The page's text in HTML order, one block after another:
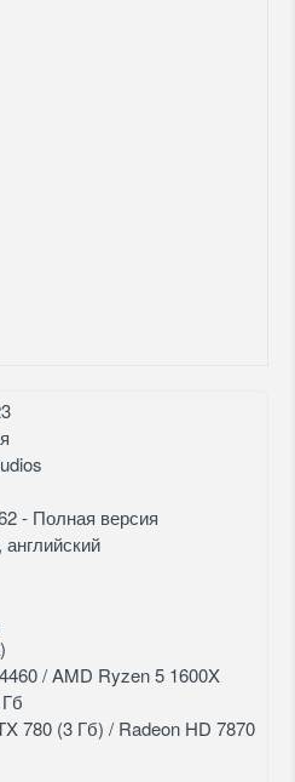
- Полная версия
английский
/ AMD Ryzen 5 1600X
780 (3 Гб) / Radeon HD 7870